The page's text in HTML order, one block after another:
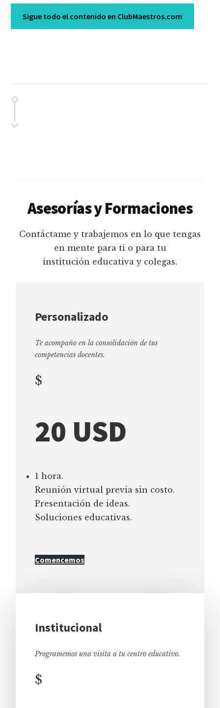
Sigue todo el contenido en ClubMaestros.com
Asesorías y Formaciones
Contáctame y trabajemos en lo que tengas
en mente para ti o para tu
institución educativa y colegas.
Personalizado
Te acompaño en la consolidación de tus
competencias docentes.
$
20 USD
1 hora.
Reunión virtual previa sin costo.
Presentación de ideas.
Soluciones educativas.
Comencemos
Institucional
Programemos una visita a tu centro educativo.
$